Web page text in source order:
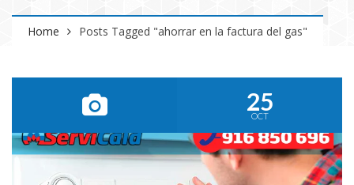
Home Posts Tagged "ahorrar en la factura del gas"
25
OCT